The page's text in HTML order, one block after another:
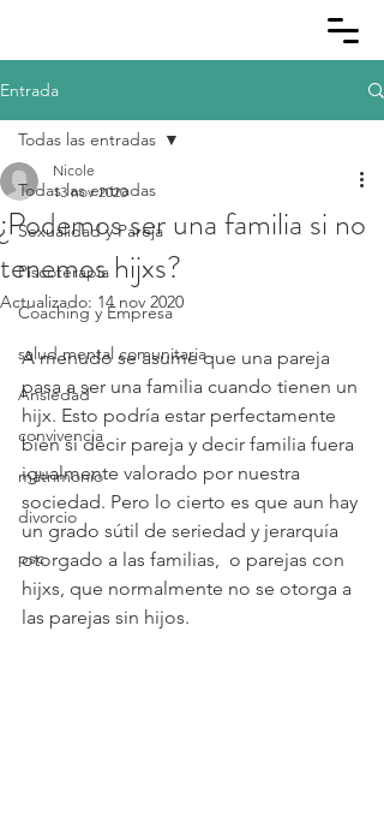
Entrada
Todas las entradas
Sexualidad y Pareja
Piscoterapia
Coaching y Empresa
salud mental comunitaria
Ansiedad
convivencia
matrimonio
divorcio
psc
Todas las entradas
¿Podemos ser una familia si no
tenemos hijxs?
Nicole
13 nov 2020
Actualizado: 14 nov 2020
A menudo se asume que una pareja
pasa a ser una familia cuando tienen un
hijx. Esto podría estar perfectamente
bien si decir pareja y decir familia fuera
igualmente valorado por nuestra
sociedad. Pero lo cierto es que aun hay
un grado sútil de seriedad y jerarquía
otorgado a las familias,  o parejas con
hijxs, que normalmente no se otorga a
las parejas sin hijos.